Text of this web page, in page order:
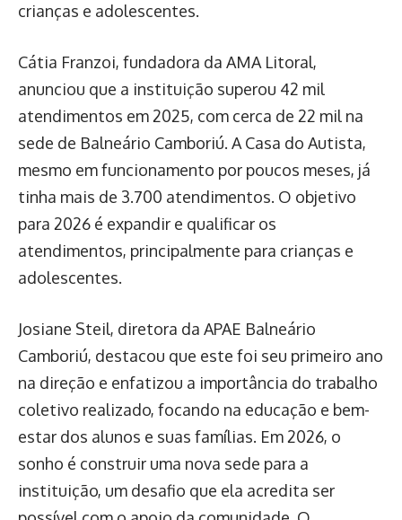
crianças e adolescentes.
Cátia Franzoi, fundadora da AMA Litoral,
anunciou que a instituição superou 42 mil
atendimentos em 2025, com cerca de 22 mil na
sede de Balneário Camboriú. A Casa do Autista,
mesmo em funcionamento por poucos meses, já
tinha mais de 3.700 atendimentos. O objetivo
para 2026 é expandir e qualificar os
atendimentos, principalmente para crianças e
adolescentes.
Josiane Steil, diretora da APAE Balneário
Camboriú, destacou que este foi seu primeiro ano
na direção e enfatizou a importância do trabalho
coletivo realizado, focando na educação e bem-
estar dos alunos e suas famílias. Em 2026, o
sonho é construir uma nova sede para a
instituição, um desafio que ela acredita ser